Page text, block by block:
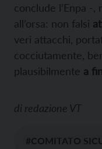
conclude l’Enpa -
all’orsa: non falsi
veri attacchi,
cocciutamente,
plausibilmente a
di redazione VT
#COMITATO